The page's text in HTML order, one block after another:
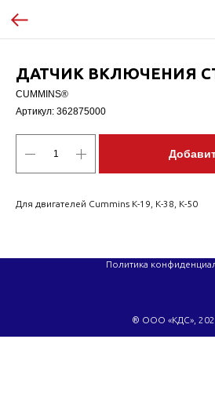
ДАТЧИК ВКЛЮЧЕНИЯ
CUMMINS®
Артикул: 362875000
Для двигателей Cummins K-19, K-38, K-50
® ООО «КДС»,
Политика